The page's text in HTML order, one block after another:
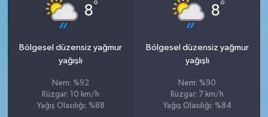
8°
Bölgesel düzensiz yağmur
yağışlı
Nem: %92
Rüzgar: 10 km/h
Yağış Olasılığı: %88
8°
Bölgesel düzensiz yağmur
yağışlı
Nem: %90
Rüzgar: 7 km/h
Yağış Olasılığı: %84